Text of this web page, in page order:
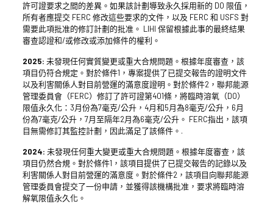
許可證要求之間的差異。如果該計劃導致永久採用新的 DO 限值，
所有者應提交 FERC 修改這些要求的文件，以及 FERC 和 USFS 對
需要此項批准的修訂計劃的批准。 LIHI 保留根據此事的最終結果
審查認證和/或修改或添加條件的權利。
2025: 未發現任何實質變更或重大合規問題。根據年度審查，該
項目仍符合規定。對於條件1，專案提供了已提交報告的證明文件
以及利害關係人對目前營運的滿意度證明。對於條件2，聯邦能源
管理委員會（FERC）修訂了許可證第401條，將臨時溶氧（DO）
限值永久化：3月份為7毫克/公升，4月和5月為8毫克/公升，6月
份為7毫克/公升，7月至隔年2月為6毫克/公升。 FERC指出，該項
目無需修訂其監控計劃，因此滿足了該條件。.
2024: 未發現任何重大變更或重大合規問題。根據年度審查，該
項目仍然合規。對於條件1，該項目提供了已提交報告的記錄以及
利害關係人對目前營運的滿意度。對於條件2，該項目向聯邦能源
管理委員會提交了一份申請，並獲得該機構批准，要求將臨時溶
解氧限值永久化。